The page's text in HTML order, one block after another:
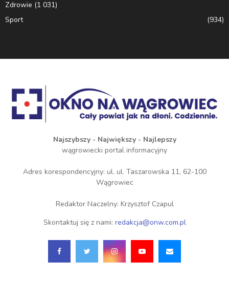
Zdrowie (1 031)
Sport
(934)
Najszybszy - Największy - Najlepszy
wągrowiecki portal informacyjny
Adres korespondencyjny: ul. ul. Taszarowska 11, 62-100
Wągrowiec
Redaktor Naczelny: Krzysztof Czapul
Skontaktuj się z nami: redakcja@onw.com.pl